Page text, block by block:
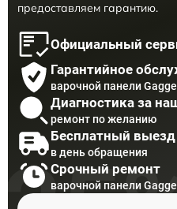
предоставляем гарантию.
Официальный
Гарантийное
варочной панели
Диагностика за
ремонт по желанию
Бесплатный выезд
в день обращения
Срочный ремонт
варочной панели